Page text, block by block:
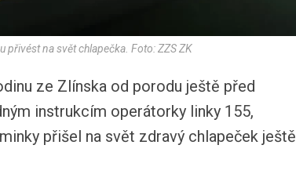
na svět chlapečka. Foto: ZZS ZK
ze Zlínska od porodu ještě před
instrukcím operátorky linky 155,
přišel na svět zdravý chlapeček ještě